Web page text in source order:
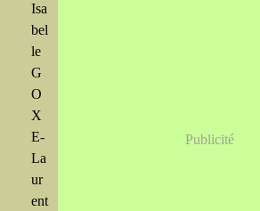
Isa
bel
le
G
O
X
E-
La
ur
ent
Publicité